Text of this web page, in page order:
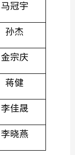
马冠宇
孙杰
金宗庆
蒋健
李佳晟
李晓燕